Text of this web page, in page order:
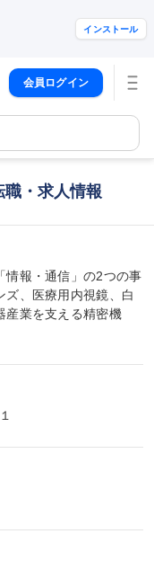
インストール
会員ログイン
職・求人情報
情報・通信」の2つの事
ズ、医療用内視鏡、白
産業を支える精密機